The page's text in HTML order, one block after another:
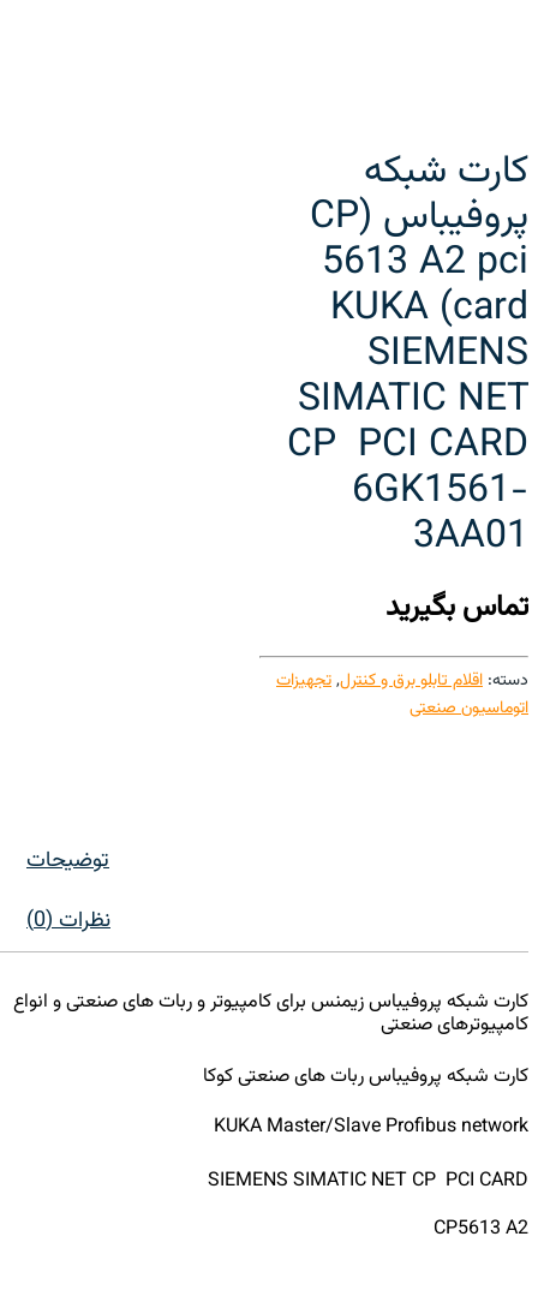
کارت شبکه
پروفیباس (CP
5613 A2 pci
card) KUKA
SIEMENS
SIMATIC NET
CP PCI CARD
6GK1561-
3AA01
تماس بگیرید
دسته:اقلام تابلو برق و کنترل,تجهیزات
اتوماسیون صنعتی
توضیحات
نظرات (0)
کارت شبکه پروفیباس زیمنس برای کامپیوتر و ربات های صنعتی و انواع
کامپیوترهای صنعتی
کارت شبکه پروفیباس ربات های صنعتی کوکا
KUKA Master/Slave Profibus network
SIEMENS SIMATIC NET CP PCI CARD
CP5613 A2